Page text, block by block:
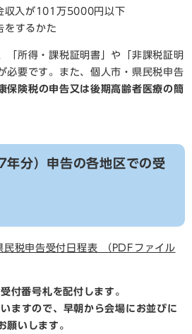
収入が101万5000円以下
をするかた
「所得・課税証明書」や「非課税証明
必要です。また、個人市・県民税申告
保険税の申告又は後期高齢者医療の簡
年分）申告の各地区での受
民税申告受付日程表 （PDFファイル
付番号札を配付します。
ますので、早朝から会場にお並びに
願いします。